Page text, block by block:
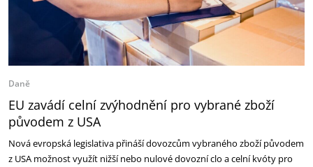
Daně
EU zavádí celní zvýhodnění pro vybrané zboží
původem z USA
Nová evropská legislativa přináší dovozcům vybraného zboží původem
z USA možnost využít nižší nebo nulové dovozní clo a celní kvóty pro